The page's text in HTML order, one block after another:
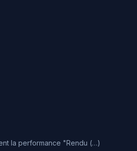
la performance "Rendu (…)